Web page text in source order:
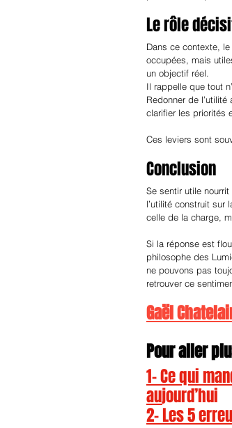
Le rôle
Dans ce contexte,
occupées, mais
un objectif réel.
Il rappelle que tout
Redonner de
clarifier les priorités
Ces leviers sont
Conclusion
Se sentir utile
l’utilité construit sur
celle de la charge,
Si la réponse est
philosophe des
ne pouvons pas
retrouver ce
Gaël
Pour aller
1- Ce qui
aujourd’hui
2- Les 5